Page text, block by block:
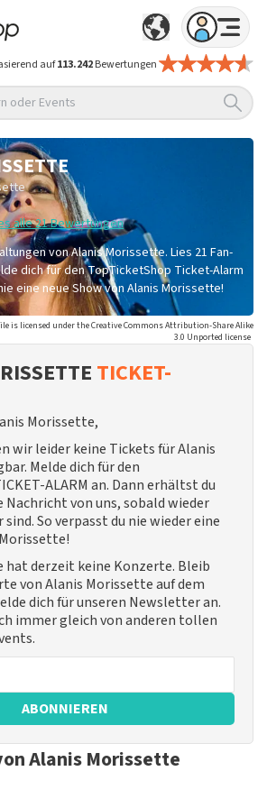
auf113.242Bewertungen
oder Events
alle 21 Bewertungen
von Alanis Morissette. Lies 21 Fan-
dich für den TopTicketShop Ticket-Alarm
eine neue Show von Alanis Morissette!
is licensed under the Creative Commons Attribution-Share Alike
3.0 Unported license
TICKET-
Morissette,
wir leider keine Tickets für Alanis
Melde dich für den
ALARM an. Dann erhältst du
von uns, sobald wieder
So verpasst du nie wieder eine
hat derzeit keine Konzerte. Bleib
von Alanis Morissette auf dem
dich für unseren Newsletter an.
immer gleich von anderen tollen
ABONNIEREN
Alanis Morissette